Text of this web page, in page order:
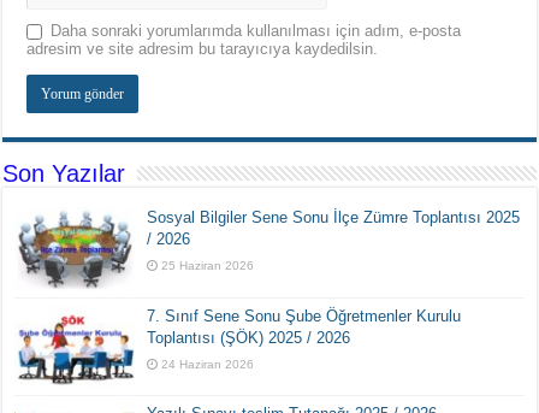
Daha sonraki yorumlarımda kullanılması için adım, e-posta
adresim ve site adresim bu tarayıcıya kaydedilsin.
Son Yazılar
Sosyal Bilgiler Sene Sonu İlçe Zümre Toplantısı 2025
/ 2026
25 Haziran 2026
7. Sınıf Sene Sonu Şube Öğretmenler Kurulu
Toplantısı (ŞÖK) 2025 / 2026
24 Haziran 2026